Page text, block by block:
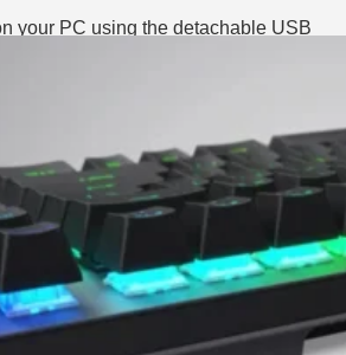
your PC using the detachable USB